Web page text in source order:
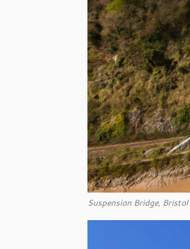
Suspension Bridge, Bristol